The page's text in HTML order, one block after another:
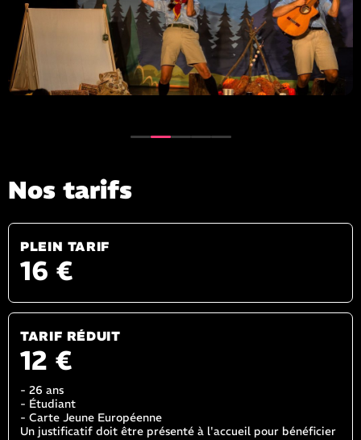
Nos tarifs
PLEIN TARIF
16 €
TARIF RÉDUIT
12 €
- 26 ans
- Étudiant
- Carte Jeune Européenne
Un justificatif doit être présenté à l'accueil pour bénéficier